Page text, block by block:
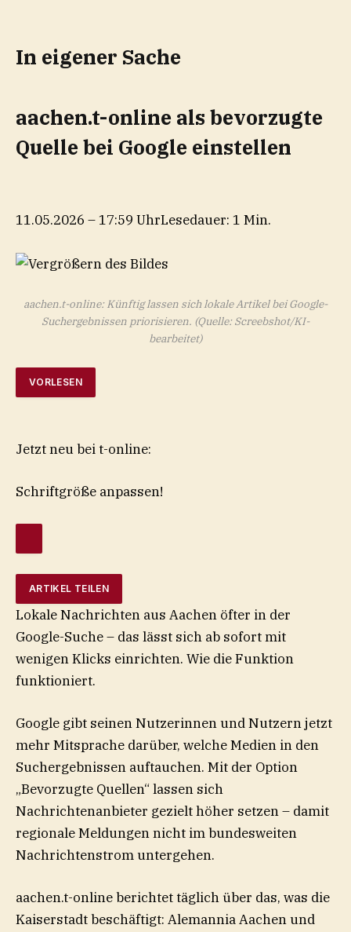
In eigener Sache
aachen.t-online als bevorzugte
Quelle bei Google einstellen
11.05.2026 – 17:59 UhrLesedauer: 1 Min.
aachen.t-online: Künftig lassen sich lokale Artikel bei Google-
Suchergebnissen priorisieren. (Quelle: Screebshot/KI-
bearbeitet)
VORLESEN
Jetzt neu bei t-online:
Schriftgröße anpassen!
ARTIKEL TEILEN
Lokale Nachrichten aus Aachen öfter in der
Google-Suche – das lässt sich ab sofort mit
wenigen Klicks einrichten. Wie die Funktion
funktioniert.
Google gibt seinen Nutzerinnen und Nutzern jetzt
mehr Mitsprache darüber, welche Medien in den
Suchergebnissen auftauchen. Mit der Option
„Bevorzugte Quellen“ lassen sich
Nachrichtenanbieter gezielt höher setzen – damit
regionale Meldungen nicht im bundesweiten
Nachrichtenstrom untergehen.
aachen.t-online berichtet täglich über das, was die
Kaiserstadt beschäftigt: Alemannia Aachen und